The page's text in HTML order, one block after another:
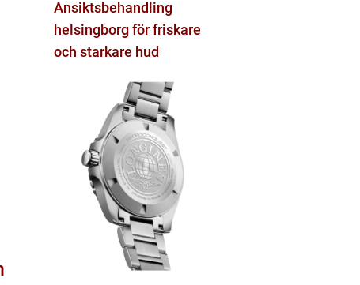
Ansiktsbehandling
helsingborg för friskare
och starkare hud